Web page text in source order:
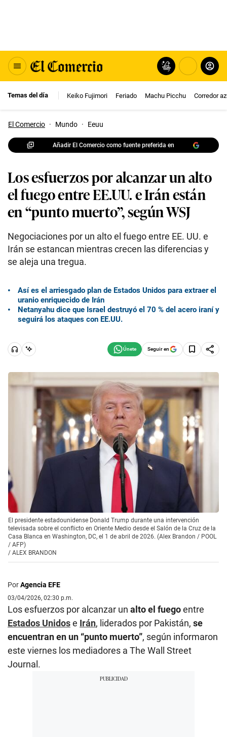
Temas del día Keiko Fujimori Feriado Machu Picchu Corredor
El Comercio · Mundo · Eeuu
Añadir El Comercio como fuente preferida en
Los esfuerzos por alcanzar un alto
el fuego entre EE.UU. e Irán están
en “punto muerto”, según WSJ
Negociaciones por un alto el fuego entre EE. UU. e
Irán se estancan mientras crecen las diferencias y
se aleja una tregua.
Así es el arriesgado plan de Estados Unidos para extraer el
uranio enriquecido de Irán
Netanyahu dice que Israel destruyó el 70 % del acero iraní y
seguirá los ataques con EE.UU.
Seguir en
El presidente estadounidense Donald Trump durante una intervención
televisada sobre el conflicto en Oriente Medio desde el Salón de la Cruz de la
Casa Blanca en Washington, DC, el 1 de abril de 2026. (Alex Brandon / POOL
/ AFP)
/ ALEX BRANDON
PorAgencia EFE
03/04/2026, 02:30 p.m.
Los esfuerzos por alcanzar un alto el fuegoentre
Estados Unidose Irán, liderados por Pakistán, se
encuentran en un “punto muerto”, según informaron
este viernes los mediadores a The Wall Street
Journal.